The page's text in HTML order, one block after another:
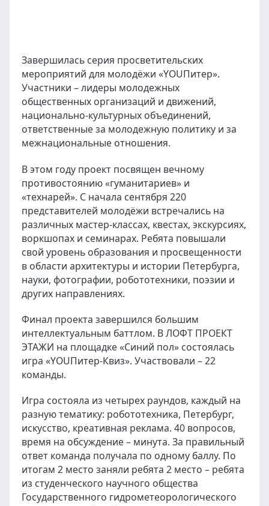
Завершилась серия просветительских
мероприятий для молодёжи «YOUПитер».
Участники – лидеры молодежных
общественных организаций и движений,
национально-культурных объединений,
ответственные за молодежную политику и за
межнациональные отношения.
В этом году проект посвящен вечному
противостоянию «гуманитариев» и
«технарей». С начала сентября 220
представителей молодёжи встречались на
различных мастер-классах, квестах, экскурсиях,
воркшопах и семинарах. Ребята повышали
свой уровень образования и просвещенности
в области архитектуры и истории Петербурга,
науки, фотографии, робототехники, поэзии и
других направлениях.
Финал проекта завершился большим
интеллектуальным баттлом. В ЛОФТ ПРОЕКТ
ЭТАЖИ на площадке «Синий пол» состоялась
игра «YOUПитер-Квиз». Участвовали – 22
команды.
Игра состояла из четырех раундов, каждый на
разную тематику: робототехника, Петербург,
искусство, креативная реклама. 40 вопросов,
время на обсуждение – минута. За правильный
ответ команда получала по одному баллу. По
итогам 2 место заняли ребята 2 место – ребята
из студенческого научного общества
Государственного гидрометеорологического